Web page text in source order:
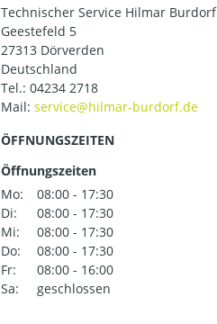
Technischer Service Hilmar Burdorf
Geestefeld 5
27313 Dörverden
Deutschland
Tel.: 04234 2718
Mail:
ÖFFNUNGSZEITEN
Öffnungszeiten
Mo:
08:00 - 17:30
Di:
08:00 - 17:30
Mi:
08:00 - 17:30
Do:
08:00 - 17:30
Fr:
08:00 - 16:00
Sa:
geschlossen